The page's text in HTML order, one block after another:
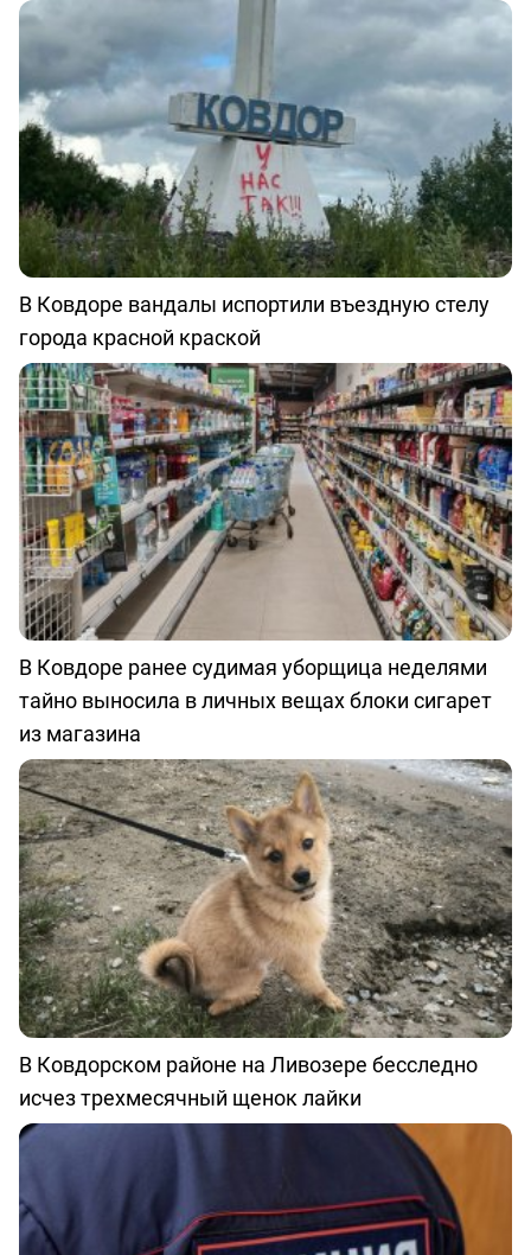
В Ковдоре вандалы испортили въездную стелу
города красной краской
В Ковдоре ранее судимая уборщица неделями
тайно выносила в личных вещах блоки сигарет
из магазина
В Ковдорском районе на Ливозере бесследно
исчез трехмесячный щенок лайки